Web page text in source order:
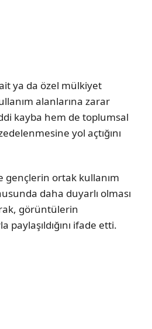
ya da özel mülkiyet
alanlarına zarar
kayba hem de toplumsal
yol açtığını
gençlerin ortak kullanım
daha duyarlı olması
görüntülerin
paylaşıldığını ifade etti.